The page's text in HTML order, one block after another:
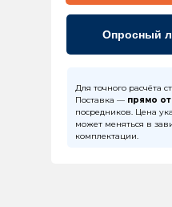
Для точного расчёта
Поставка — прямо
посредников. Цена
может меняться в
комплектации.
Опросный